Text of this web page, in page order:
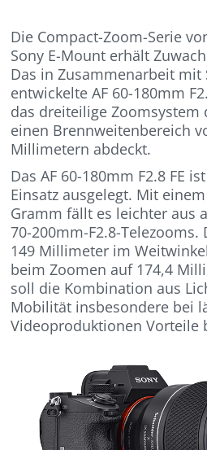
Die Compact-Zoom-Serie
Sony E-Mount erhält
Das in Zusammenarbeit mit
entwickelte AF 60-180mm
das dreiteilige Zoomsystem
einen Brennweitenbereich
Millimetern abdeckt.
Das AF 60-180mm F2.8 FE
Einsatz ausgelegt. Mit
Gramm fällt es leichter aus
70-200mm-F2.8-
149 Millimeter im
beim Zoomen auf 174,4
soll die Kombination aus
Mobilität insbesondere bei
Videoproduktionen Vorteile